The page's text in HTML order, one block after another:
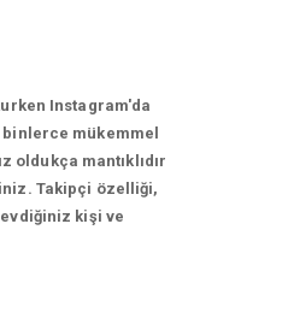
Instagram'da
mükemmel
oldukça mantıklıdır
Takipçi özelliği,
kişi ve